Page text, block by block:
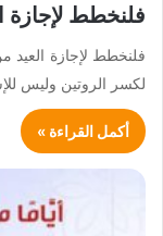
فلنخطط لإجازة
فلنخطط لإجازة العيد
لكسر الروتين وليس
أكمل القراءة »